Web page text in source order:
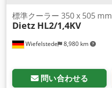
Wiefelstede 8,980 km
標準クーラー 350 x 505 mm
Dietz HL2/1,4KV
問い合わせる